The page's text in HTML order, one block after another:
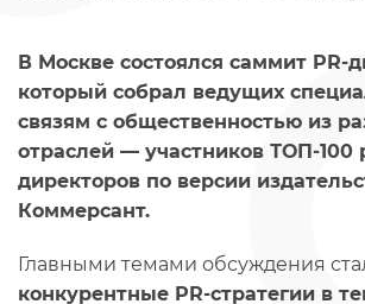
В Москве состоялся саммит PR-
который собрал ведущих
связям с общественностью из
отраслей — участников ТОП-100
директоров по версии
Коммерсант.
Главными темами обсуждения
конкурентные PR-стратегии в